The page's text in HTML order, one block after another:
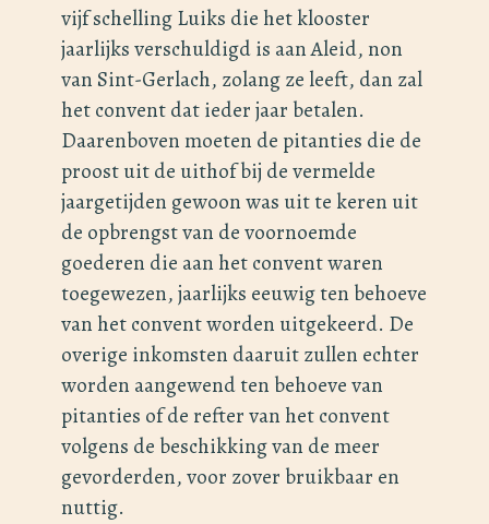
vijf schelling Luiks die het klooster
jaarlijks verschuldigd is aan Aleid, non
van Sint-Gerlach, zolang ze leeft, dan zal
het convent dat ieder jaar betalen.
Daarenboven moeten de pitanties die de
proost uit de uithof bij de vermelde
jaargetijden gewoon was uit te keren uit
de opbrengst van de voornoemde
goederen die aan het convent waren
toegewezen, jaarlijks eeuwig ten behoeve
van het convent worden uitgekeerd. De
overige inkomsten daaruit zullen echter
worden aangewend ten behoeve van
pitanties of de refter van het convent
volgens de beschikking van de meer
gevorderden, voor zover bruikbaar en
nuttig.